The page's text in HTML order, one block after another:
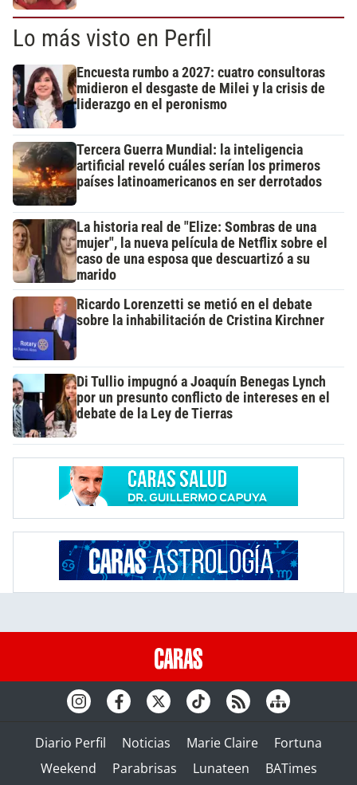
Lo más visto en Perfil
Encuesta rumbo a 2027: cuatro consultoras
midieron el desgaste de Milei y la crisis de
liderazgo en el peronismo
Tercera Guerra Mundial: la inteligencia
artificial reveló cuáles serían los primeros
países latinoamericanos en ser derrotados
La historia real de "Elize: Sombras de una
mujer", la nueva película de Netflix sobre el
caso de una esposa que descuartizó a su
marido
Ricardo Lorenzetti se metió en el debate
sobre la inhabilitación de Cristina Kirchner
Di Tullio impugnó a Joaquín Benegas Lynch
por un presunto conflicto de intereses en el
debate de la Ley de Tierras
Diario Perfil Noticias Marie Claire
Fortuna
Weekend
Parabrisas Lunateen BATimes